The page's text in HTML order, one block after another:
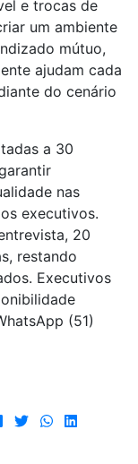
e trocas de
um ambiente
mútuo,
ajudam cada
do cenário
a 30
nas
executivos.
20
restando
Executivos
(51)